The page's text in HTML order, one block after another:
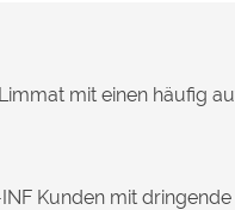
mit einen häufig
Kunden mit